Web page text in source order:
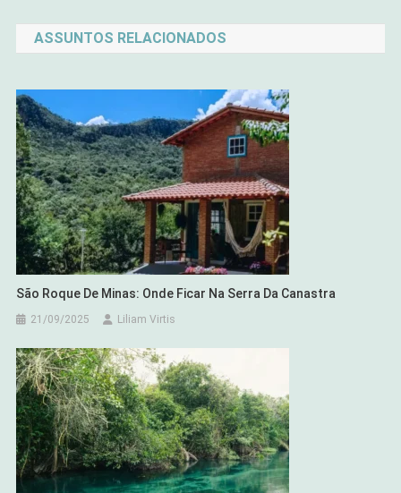
de
Post
ASSUNTOS RELACIONADOS
São Roque De Minas: Onde Ficar Na Serra Da Canastra
21/09/2025 Liliam Virtis